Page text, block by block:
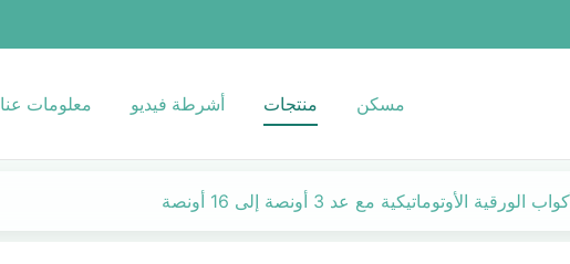
مسكن منتجات أشرطة فيديو معلومات عنا
الورقية الأوتوماتيكية مع عد 3 أونصة إلى 16 أونصة